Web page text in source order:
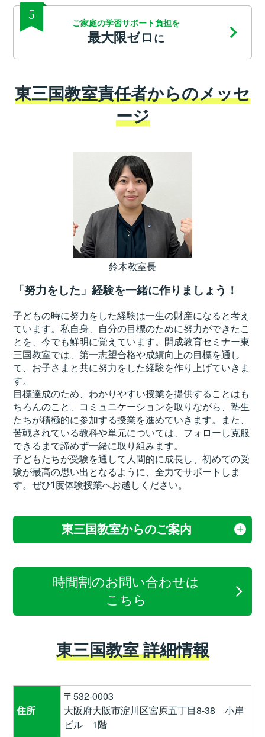
5
ご家庭の学習サポート負担を
最大限ゼロ に
東三国教室責任者からのメッセ
ージ
「努力をした」経験を一緒に作りましょう！
子どもの時に努力をした経験は一生の財産になると考え
ています。私自身、自分の目標のために努力ができたこ
とを、今でも鮮明に覚えています。開成教育セミナー東
三国教室では、第一志望合格や成績向上の目標を通し
て、お子さまと共に努力をした経験を作り上げていきま
す。
目標達成のため、わかりやすい授業を提供することはも
ちろんのこと、コミュニケーションを取りながら、塾生
たちが積極的に参加する授業を進めていきます。また、
苦戦されている教科や単元については、フォローし克服
できるまで諦めず一緒に取り組みます。
子どもたちが受験を通して人間的に成長し、初めての受
験が最高の思い出となるように、全力でサポートしま
す。ぜひ1度体験授業へお越しください。
鈴木教室長
東三国教室からのご案内
時間割のお問い合わせは
こちら
東三国教室 詳細情報
住所
〒532-0003
大阪府大阪市淀川区宮原五丁目8-38 小岸
ビル 1階